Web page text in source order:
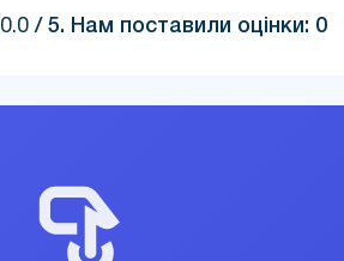
0.0/ 5. Нам поставили оцінки: 0